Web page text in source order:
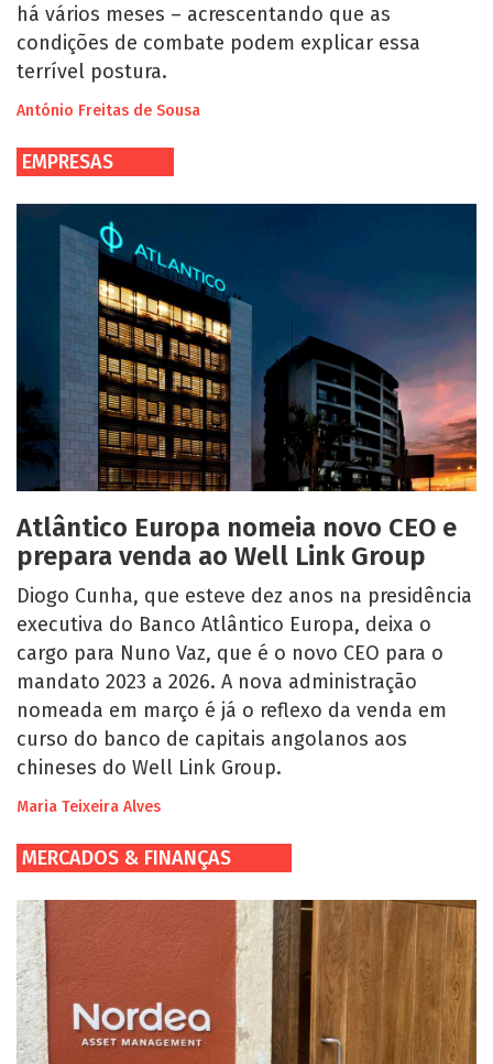
há vários meses – acrescentando que as
condições de combate podem explicar essa
terrível postura.
António Freitas de Sousa
EMPRESAS
Atlântico Europa nomeia novo CEO e
prepara venda ao Well Link Group
Diogo Cunha, que esteve dez anos na presidência
executiva do Banco Atlântico Europa, deixa o
cargo para Nuno Vaz, que é o novo CEO para o
mandato 2023 a 2026. A nova administração
nomeada em março é já o reflexo da venda em
curso do banco de capitais angolanos aos
chineses do Well Link Group.
Maria Teixeira Alves
MERCADOS & FINANÇAS